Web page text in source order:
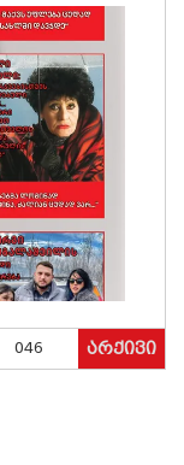
046 არქივი